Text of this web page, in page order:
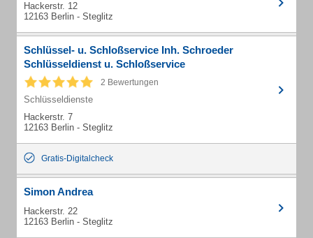
Hackerstr. 12
12163 Berlin - Steglitz
Schlüssel- u. Schloßservice Inh. Schroeder
Schlüsseldienst u. Schloßservice
2 Bewertungen
Schlüsseldienste
Hackerstr. 7
12163 Berlin - Steglitz
Gratis-Digitalcheck
Simon Andrea
Hackerstr. 22
12163 Berlin - Steglitz